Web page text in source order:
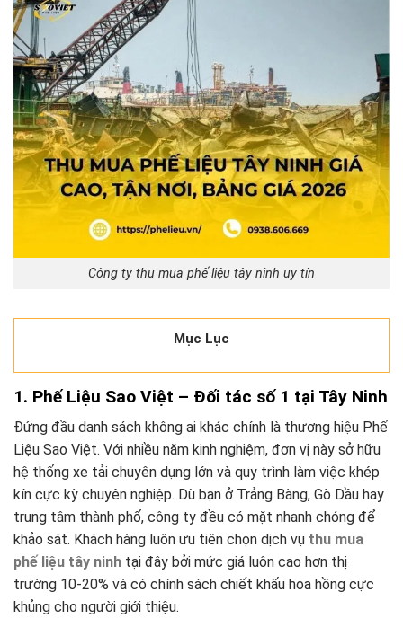
Công ty thu mua phế liệu tây ninh uy tín
Mục Lục
1. Phế Liệu Sao Việt – Đối tác số 1 tại Tây Ninh
Đứng đầu danh sách không ai khác chính là thương hiệu Phế
Liệu Sao Việt. Với nhiều năm kinh nghiệm, đơn vị này sở hữu
hệ thống xe tải chuyên dụng lớn và quy trình làm việc khép
kín cực kỳ chuyên nghiệp. Dù bạn ở Trảng Bàng, Gò Dầu hay
trung tâm thành phố, công ty đều có mặt nhanh chóng để
khảo sát. Khách hàng luôn ưu tiên chọn dịch vụ thu mua
phế liệu tây ninh tại đây bởi mức giá luôn cao hơn thị
trường 10-20% và có chính sách chiết khấu hoa hồng cực
khủng cho người giới thiệu.